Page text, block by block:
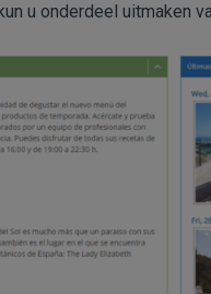
u onderdeel uitmaken